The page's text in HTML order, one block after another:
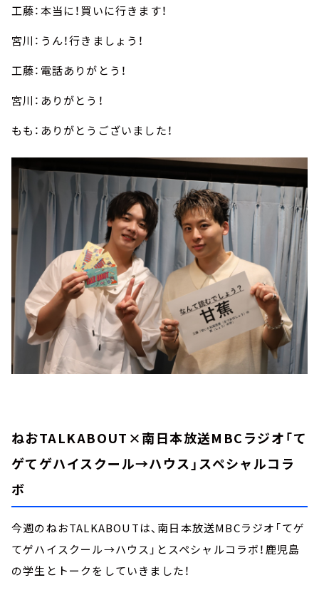
工藤：本当に！買いに行きます！
宮川：うん！行きましょう！
工藤：電話ありがとう！
宮川：ありがとう！
もも：ありがとうございました！
ねおTALKABOUT×南日本放送MBCラジオ「て
ゲてゲハイスクール→ハウス」スペシャルコラ
ボ
今週のねおTALKABOUTは、南日本放送MBCラジオ「てゲ
てゲハイスクール→ハウス」とスペシャルコラボ！鹿児島
の学生とトークをしていきました！